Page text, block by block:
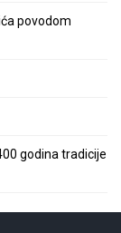
povodom
godina tradicije